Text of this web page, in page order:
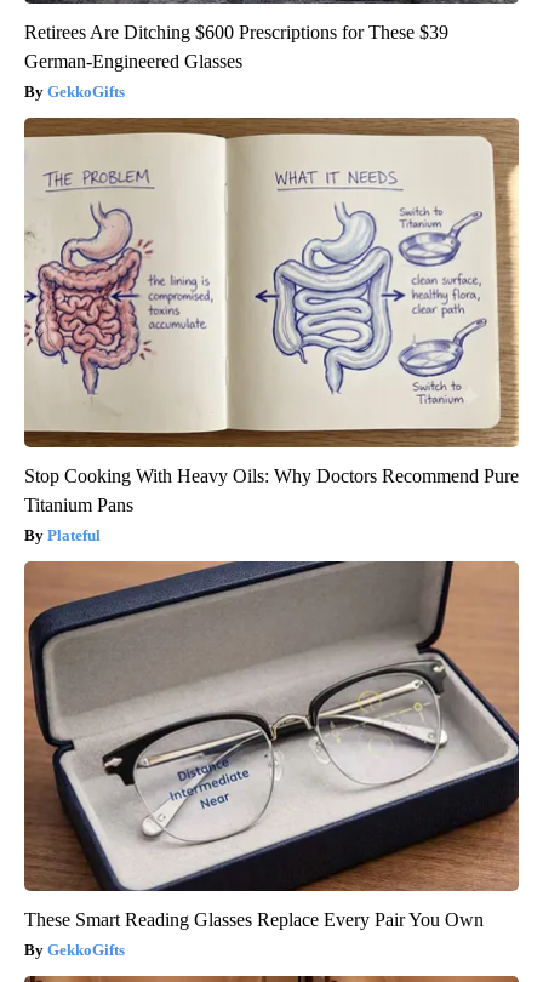
Retirees Are Ditching $600 Prescriptions for These $39
German-Engineered Glasses
GekkoGifts
Stop Cooking With Heavy Oils: Why Doctors Recommend Pure
Titanium Pans
Plateful
These Smart Reading Glasses Replace Every Pair You Own
GekkoGifts